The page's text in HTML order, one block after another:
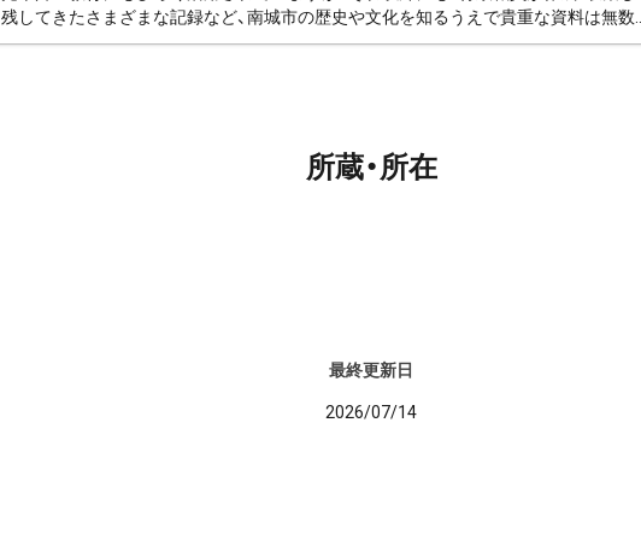
残してきたさまざまな記録など、南城市の歴史や文化を知るうえで貴重な資料は無数
所蔵・所在
最終更新日
2026/07/14